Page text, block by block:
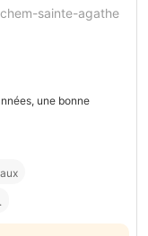
sainte-agathe
une bonne